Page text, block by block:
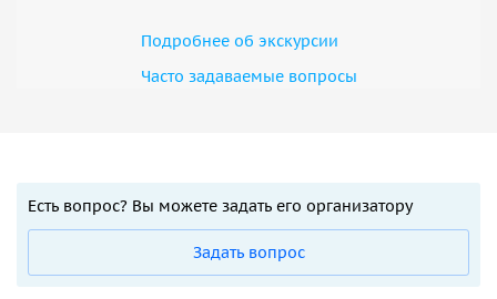
Подробнее об экскурсии
Часто задаваемые вопросы
Есть вопрос? Вы можете задать его организатору
Задать вопрос